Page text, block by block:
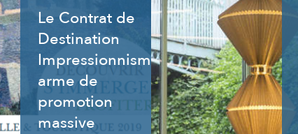
Le Contrat de
Destination
Impressionnisme,
arme de
promotion
massive